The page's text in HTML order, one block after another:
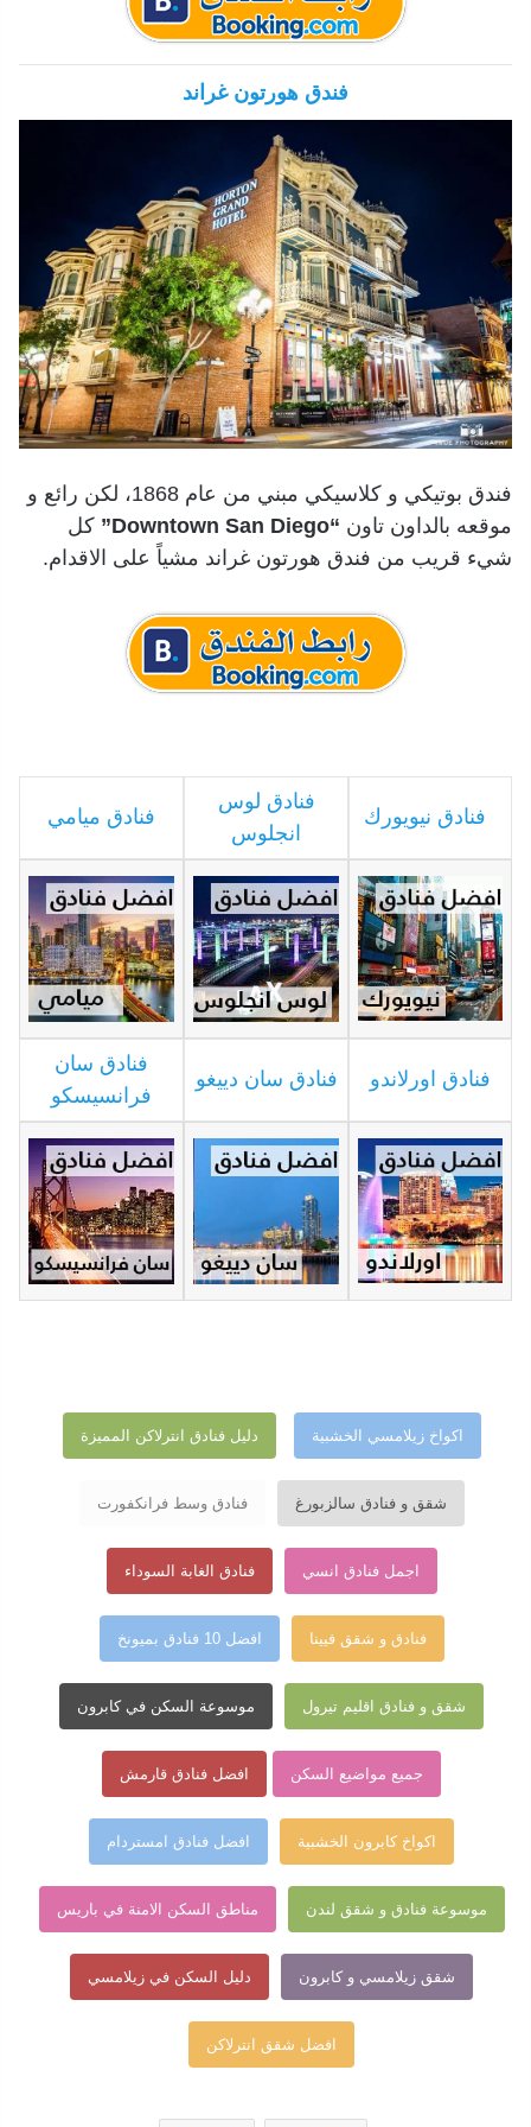
فندق هورتون غراند
فندق بوتيكي و كلاسيكي مبني من عام 1868، لكن رائع و
موقعه بالداون تاون “Downtown San Diego”
كل
شيء قريب من فندق هورتون غراند مشياً على الاقدام.
فنادق نيويورك
فنادق لوس
انجلوس
فنادق ميامي
فنادق اورلاندو فنادق سان دييغو
فنادق سان
فرانسيسكو
اكواخ زيلامسي الخشبية دليل فنادق انترلاكن المميزة
شقق و فنادق سالزبورغ فنادق وسط فرانكفورت
اجمل فنادق انسي فنادق الغابة السوداء
فنادق و شقق فيينا افضل 10 فنادق بميونخ
شقق و فنادق اقليم تيرول موسوعة السكن في كابرون
جميع مواضيع السكن افضل فنادق قارمش
اكواخ كابرون الخشبية افضل فنادق امستردام
موسوعة فنادق و شقق لندن مناطق السكن الامنة في باريس
شقق زيلامسي و كابرون دليل السكن في زيلامسي
افضل شقق انترلاكن